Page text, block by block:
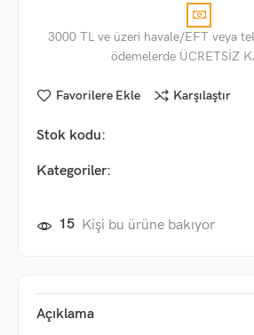
3000 TL ve üzeri havale/EFT veya
ödemelerde ÜCRETSİZ
Favorilere Ekle Karşılaştır
Stok kodu:
Kategoriler:
15 Kişi bu ürüne bakıyor
Açıklama